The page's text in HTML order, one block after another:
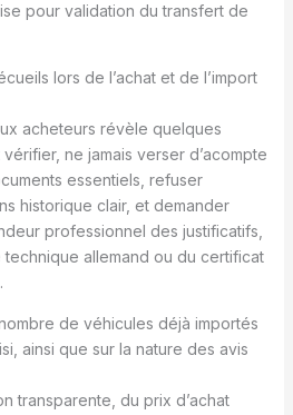
pour validation du transfert de
lors de l’achat et de l’import
acheteurs révèle quelques
ne jamais verser d’acompte
essentiels, refuser
historique clair, et demander
professionnel des justificatifs,
technique allemand ou du certificat
de véhicules déjà importés
ainsi que sur la nature des avis
transparente, du prix d’achat